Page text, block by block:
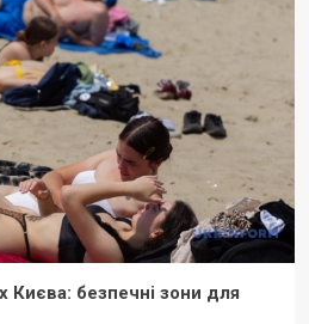
Києва: безпечні зони для